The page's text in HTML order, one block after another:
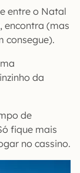
entre o Natal
encontra (mas
consegue).
da
de
fique mais
no cassino.